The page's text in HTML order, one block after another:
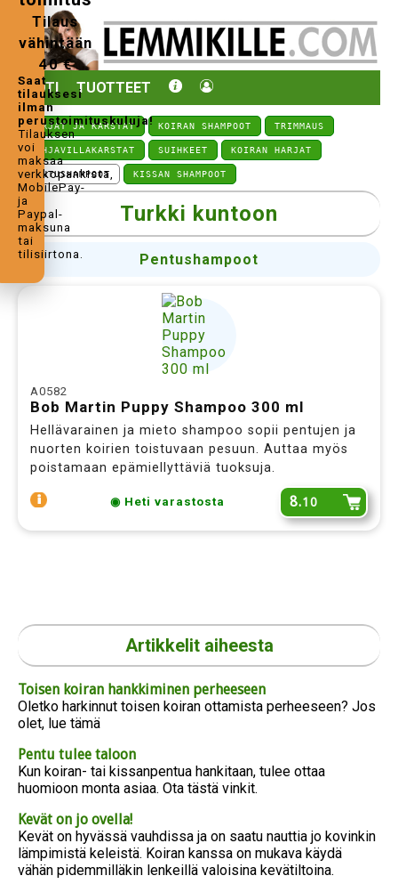
KOTI TUOTTEET
Tilaus
vähintään
40 €
Saat
tilauksesi
ilman
perustoimituskuluja!
Tilauksen
voi
maksaa
verkkopankista,
MobilePay-
ja
Paypal-
maksuna
tai
tilisiirtona.
HARJAT JA KARSTAT KOIRAN SHAMPOOT TRIMMAUS
POHJAVILLAKARSTAT SUIHKEET KOIRAN HARJAT
PENTUSHAMPOOT KISSAN SHAMPOOT
Turkki kuntoon
Pentushampoot
A0582
Bob Martin Puppy Shampoo 300 ml
Hellävarainen ja mieto shampoo sopii pentujen ja
nuorten koirien toistuvaan pesuun. Auttaa myös
poistamaan epämiellyttäviä tuoksuja.
◉ Heti varastosta 8.10
Artikkelit aiheesta
Toisen koiran hankkiminen perheeseen
Oletko harkinnut toisen koiran ottamista perheeseen? Jos
olet, lue tämä
Pentu tulee taloon
Kun koiran- tai kissanpentua hankitaan, tulee ottaa
huomioon monta asiaa. Ota tästä vinkit.
Kevät on jo ovella!
Kevät on hyvässä vauhdissa ja on saatu nauttia jo kovinkin
lämpimistä keleistä. Koiran kanssa on mukava käydä
vähän pidemmilläkin lenkeillä valoisina kevätiltoina.